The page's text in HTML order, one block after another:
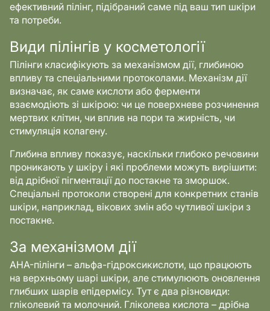
ефективний пілінг, підібраний саме під ваш тип шкіри
та потреби.
Види пілінгів у косметології
Пілінги класифікують за механізмом дії, глибиною
впливу та спеціальними протоколами. Механізм дії
визначає, як саме кислоти або ферменти
взаємодіють зі шкірою: чи це поверхневе розчинення
мертвих клітин, чи вплив на пори та жирність, чи
стимуляція колагену.
Глибина впливу показує, наскільки глибоко речовини
проникають у шкіру і які проблеми можуть вирішити:
від дрібної пігментації до постакне та зморшок.
Спеціальні протоколи створені для конкретних станів
шкіри, наприклад, вікових змін або чутливої шкіри з
постакне.
За механізмом дії
AHA-пілінги – альфа-гідроксикислоти, що працюють
на верхньому шарі шкіри, але стимулюють оновлення
глибших шарів епідермісу. Тут є два різновиди:
гліколевий та молочний. Гліколева кислота – дрібна